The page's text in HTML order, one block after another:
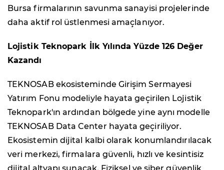
Bursa firmalarının savunma sanayisi projelerinde
daha aktif rol üstlenmesi amaçlanıyor.
Lojistik Teknopark İlk Yılında Yüzde 126 Değer
Kazandı
TEKNOSAB ekosisteminde Girişim Sermayesi
Yatırım Fonu modeliyle hayata geçirilen Lojistik
Teknopark'ın ardından bölgede yine aynı modelle
TEKNOSAB Data Center hayata geçiriliyor.
Ekosistemin dijital kalbi olarak konumlandırılacak
veri merkezi, firmalara güvenli, hızlı ve kesintisiz